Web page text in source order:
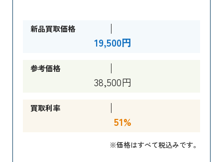
新品買取価格
19,500円
参考価格
38,500円
買取利率
51%
※価格はすべて税込みです。